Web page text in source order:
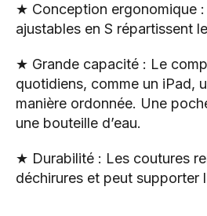
★ Conception ergonomique
ajustables en S répartissent
★ Grande capacité : Le
quotidiens, comme un iPad,
manière ordonnée. Une
une bouteille d’eau.
★ Durabilité : Les coutures
déchirures et peut supporter